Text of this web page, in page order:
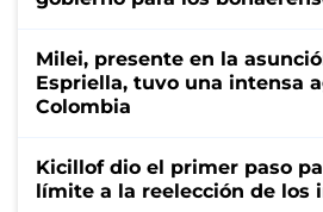
Milei, presente en la
Espriella, tuvo una intensa
Colombia
Kicillof dio el primer paso
límite a la reelección de los